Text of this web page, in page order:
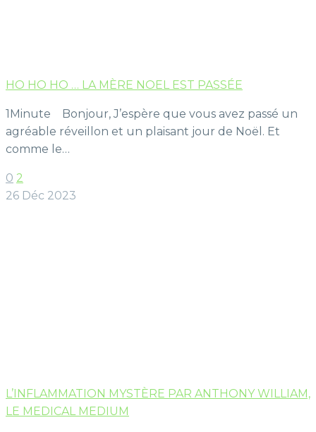
HO HO HO … LA MÈRE NOEL EST PASSÉE
1Minute Bonjour, J’espère que vous avez passé un
agréable réveillon et un plaisant jour de Noël. Et
comme le…
0 2
26 Déc 2023
L’INFLAMMATION MYSTÈRE PAR ANTHONY WILLIAM,
LE MEDICAL MEDIUM